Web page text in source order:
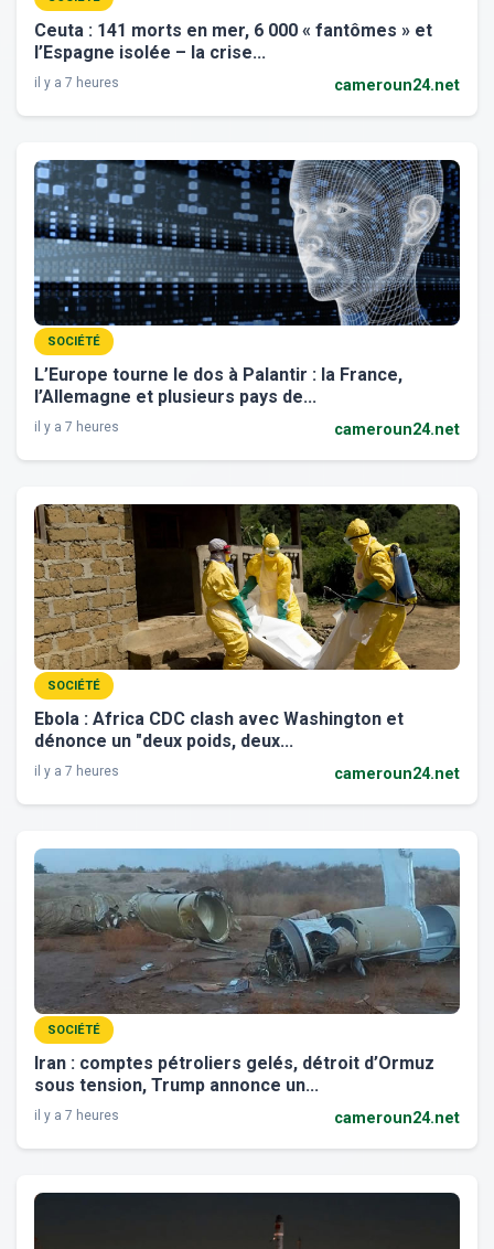
Ceuta : 141 morts en mer, 6 000 « fantômes » et
l’Espagne isolée – la crise...
il y a 7 heures cameroun24.net
SOCIÉTÉ
L’Europe tourne le dos à Palantir : la France,
l’Allemagne et plusieurs pays de...
il y a 7 heures cameroun24.net
SOCIÉTÉ
Ebola : Africa CDC clash avec Washington et
dénonce un "deux poids, deux...
il y a 7 heures cameroun24.net
SOCIÉTÉ
Iran : comptes pétroliers gelés, détroit d’Ormuz
sous tension, Trump annonce un...
il y a 7 heures cameroun24.net